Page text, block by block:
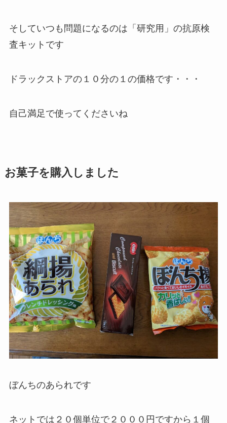
そしていつも問題になるのは「研究用」の抗原検
査キットです
ドラックストアの１０分の１の価格です・・・
自己満足で使ってくださいね
お菓子を購入しました
ぼんちのあられです
ネットでは２０個単位で２０００円ですから１個